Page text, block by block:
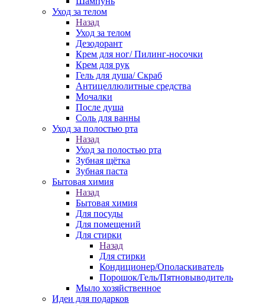
Уход за телом
Назад
Уход за телом
Дезодорант
Крем для ног/ Пилинг-носочки
Крем для рук
Гель для душа/ Скраб
Антицеллюлитные средства
Мочалки
После душа
Соль для ванны
Уход за полостью рта
Назад
Уход за полостью рта
Зубная щётка
Зубная паста
Бытовая химия
Назад
Бытовая химия
Для посуды
Для помещений
Для стирки
Назад
Для стирки
Кондиционер/Ополаскиватель
Порошок/Гель/Пятновыводитель
Мыло хозяйственное
Идеи для подарков